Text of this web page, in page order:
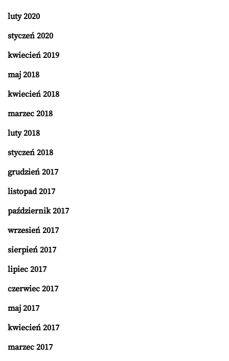
luty 2020
styczeń 2020
kwiecień 2019
maj 2018
kwiecień 2018
marzec 2018
luty 2018
styczeń 2018
grudzień 2017
listopad 2017
październik 2017
wrzesień 2017
sierpień 2017
lipiec 2017
czerwiec 2017
maj 2017
kwiecień 2017
marzec 2017